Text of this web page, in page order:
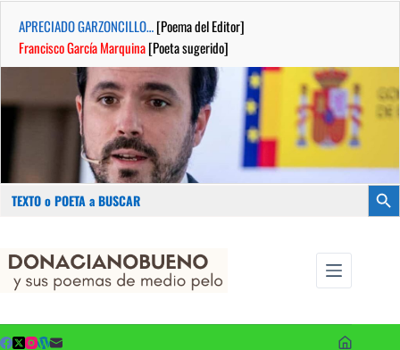
APRECIADO GARZONCILLO…[Poema del Editor]
Francisco García Marquina[Poeta sugerido]
Buscar:
contenido